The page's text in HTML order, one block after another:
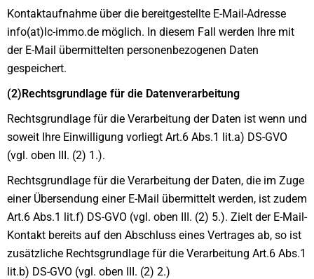
Kontaktaufnahme über die bereitgestellte E-Mail-Adresse
info(at)lc-immo.de möglich. In diesem Fall werden Ihre mit
der E-Mail übermittelten personenbezogenen Daten
gespeichert.
(2)Rechtsgrundlage für die Datenverarbeitung
Rechtsgrundlage für die Verarbeitung der Daten ist wenn und
soweit Ihre Einwilligung vorliegt Art.6 Abs.1 lit.a) DS-GVO
(vgl. oben III. (2) 1.).
Rechtsgrundlage für die Verarbeitung der Daten, die im Zuge
einer Übersendung einer E-Mail übermittelt werden, ist zudem
Art.6 Abs.1 lit.f) DS-GVO (vgl. oben III. (2) 5.). Zielt der E-Mail-
Kontakt bereits auf den Abschluss eines Vertrages ab, so ist
zusätzliche Rechtsgrundlage für die Verarbeitung Art.6 Abs.1
lit.b) DS-GVO (vgl. oben III. (2) 2.)